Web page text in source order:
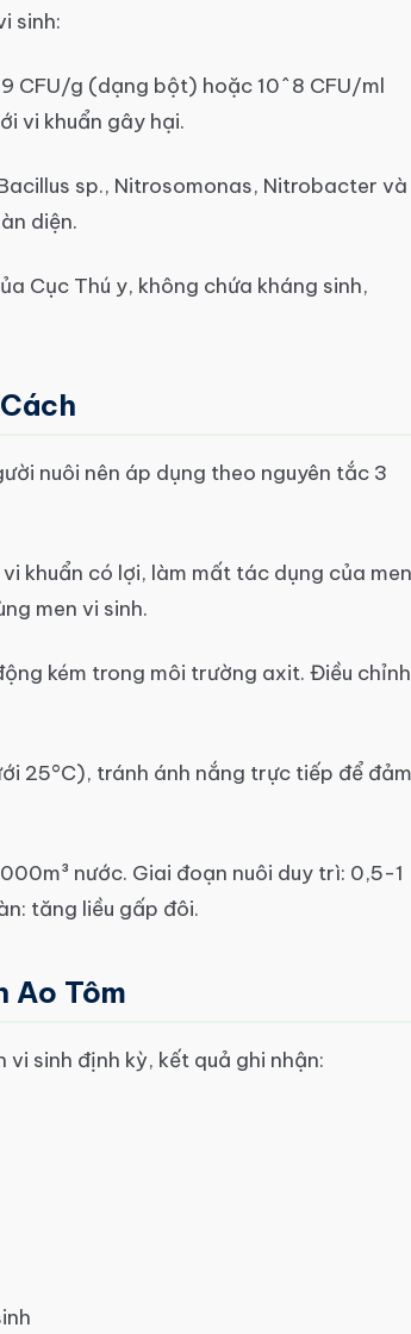
sinh:
CFU/g (dạng bột) hoặc 10^8 CFU/ml
vi khuẩn gây hại.
sp., Nitrosomonas, Nitrobacter và
diện.
Cục Thú y, không chứa kháng sinh,
nuôi nên áp dụng theo nguyên tắc 3
khuẩn có lợi, làm mất tác dụng của men
men vi sinh.
kém trong môi trường axit. Điều chỉnh
25°C), tránh ánh nắng trực tiếp để đảm
nước. Giai đoạn nuôi duy trì: 0,5-1
tăng liều gấp đôi.
Ao Tôm
sinh định kỳ, kết quả ghi nhận: